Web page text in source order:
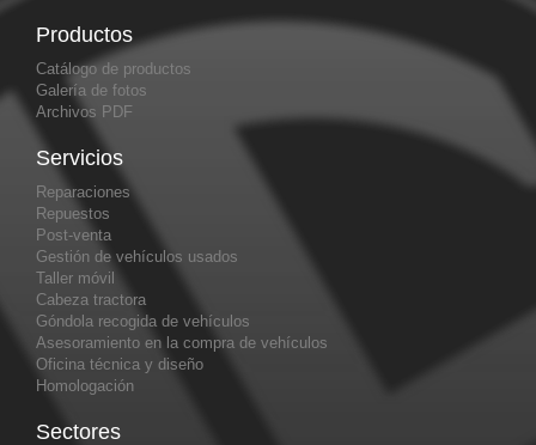
Productos
Catálogo de productos
Galería de fotos
Archivos PDF
Servicios
Reparaciones
Repuestos
Post-venta
Gestión de vehículos usados
Taller móvil
Cabeza tractora
Góndola recogida de vehículos
Asesoramiento en la compra de vehículos
Oficina técnica y diseño
Homologación
Sectores